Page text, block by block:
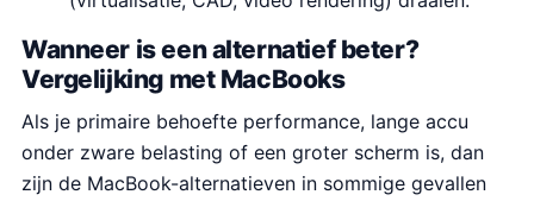
Wanneer is een alternatief beter?
Vergelijking met MacBooks
Als je primaire behoefte performance, lange accu
onder zware belasting of een groter scherm is, dan
zijn de MacBook-alternatieven in sommige gevallen